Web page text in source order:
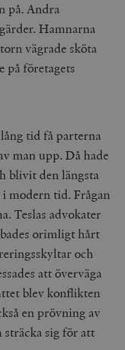
på. Andra
Hamnarna
vägrade sköta
på företagets
tid få parterna
man upp. Då hade
blivit den längsta
modern tid. Frågan
Teslas advokater
orimligt hårt
och
att överväga
blev konflikten
en prövning av
sträcka sig för att